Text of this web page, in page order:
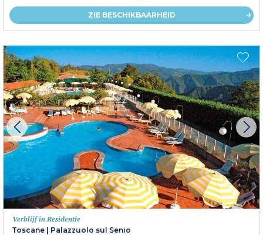
ZIE BESCHIKBAARHEID
Verblijf in Residentie
Toscane | Palazzuolo sul Senio